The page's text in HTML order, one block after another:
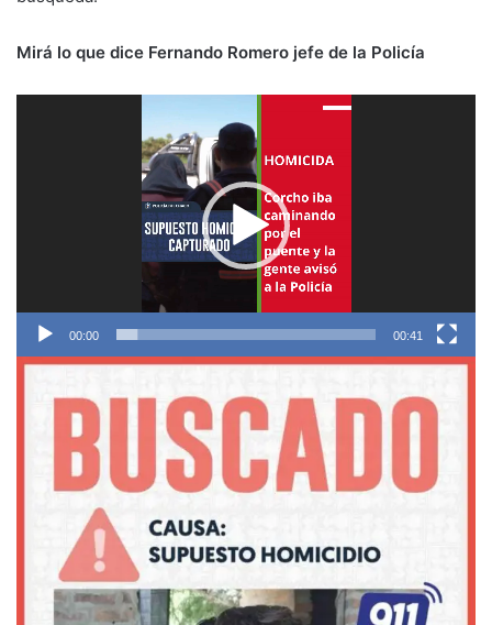
Mirá lo que dice Fernando Romero jefe de la Policía
00:00 00:41